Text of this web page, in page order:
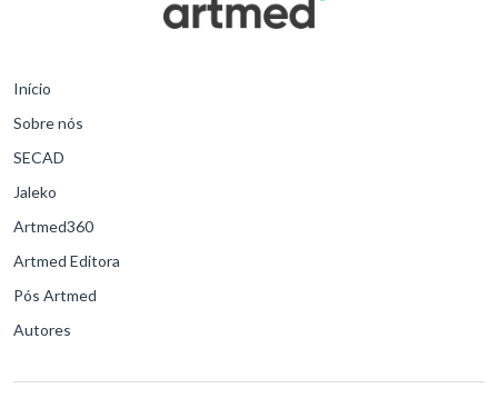
Início
Sobre nós
SECAD
Jaleko
Artmed360
Artmed Editora
Pós Artmed
Autores